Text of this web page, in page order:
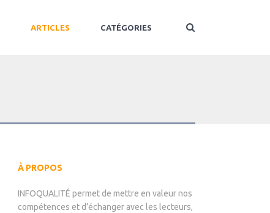
ARTICLES CATÉGORIES
À PROPOS
INFOQUALITÉ permet de mettre en valeur nos
compétences et d’échanger avec les lecteurs,